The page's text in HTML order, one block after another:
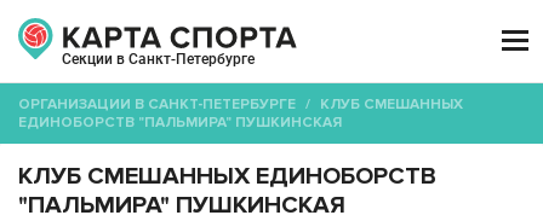
Секции в Санкт-Петербурге

ОРГАНИЗАЦИИ В САНКТ-ПЕТЕРБУРГЕ / КЛУБ СМЕШАННЫХ
ЕДИНОБОРСТВ "ПАЛЬМИРА" ПУШКИНСКАЯ
КЛУБ СМЕШАННЫХ ЕДИНОБОРСТВ
"ПАЛЬМИРА" ПУШКИНСКАЯ